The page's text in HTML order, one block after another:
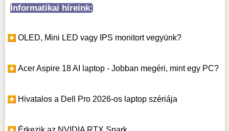
Informatikai híreink:
OLED, Mini LED vagy IPS monitort vegyünk?
Acer Aspire 18 AI laptop - Jobban megéri, mint egy PC?
Hivatalos a Dell Pro 2026-os laptop szériája